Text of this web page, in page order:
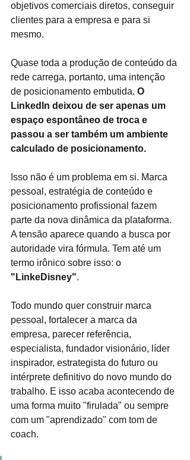
objetivos comerciais diretos, conseguir
clientes para a empresa e para si
mesmo.
Quase toda a produção de conteúdo da
rede carrega, portanto, uma intenção
de posicionamento embutida. O
LinkedIn deixou de ser apenas um
espaço espontâneo de troca e
passou a ser também um ambiente
calculado de posicionamento.
Isso não é um problema em si. Marca
pessoal, estratégia de conteúdo e
posicionamento profissional fazem
parte da nova dinâmica da plataforma.
A tensão aparece quando a busca por
autoridade vira fórmula. Tem até um
termo irônico sobre isso: o
"LinkeDisney".
Todo mundo quer construir marca
pessoal, fortalecer a marca da
empresa, parecer referência,
especialista, fundador visionário, líder
inspirador, estrategista do futuro ou
intérprete definitivo do novo mundo do
trabalho. E isso acaba acontecendo de
uma forma muito "firulada" ou sempre
com um "aprendizado" com tom de
coach.